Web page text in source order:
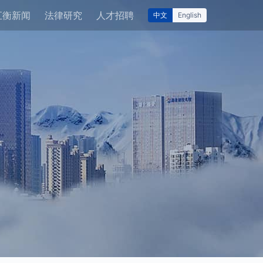
衡新闻 法律研究 人才招聘 中文 English